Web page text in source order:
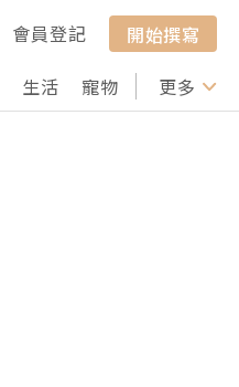
會員登記
開始撰寫
生活 寵物 行山 打卡
更多